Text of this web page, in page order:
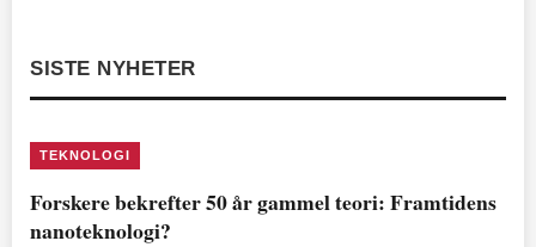
SISTE NYHETER
TEKNOLOGI
Forskere bekrefter 50 år gammel teori: Framtidens
nanoteknologi?